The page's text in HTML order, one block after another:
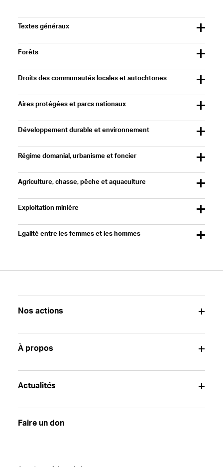
Textes généraux
Forêts
Droits des communautés locales et autochtones
Aires protégées et parcs nationaux
Développement durable et environnement
Régime domanial, urbanisme et foncier
Agriculture, chasse, pêche et aquaculture
Exploitation minière
Egalité entre les femmes et les hommes
Nos actions
À propos
Actualités
Faire un don